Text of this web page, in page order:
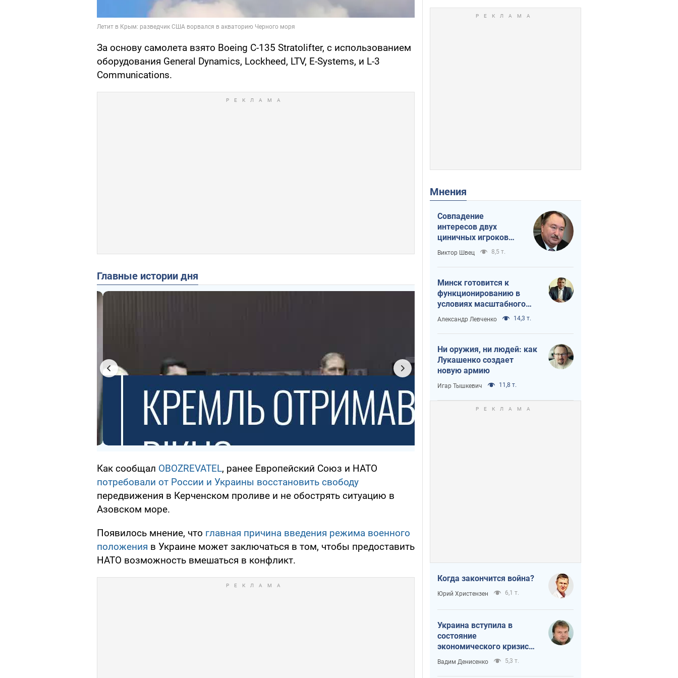
За основу самолета взято Boeing C-135 Stratolifter, с использованием
оборудования General Dynamics, Lockheed, LTV, E-Systems, и L-3
Communications.
Главные истории дня
Как сообщал OBOZREVATEL, ранее Европейский Союз и НАТО
потребовали от России и Украины восстановить свободу
передвижения в Керченском проливе и не обострять ситуацию в
Азовском море.
Появилось мнение, что главная причина введения режима военного
положения в Украине может заключаться в том, чтобы предоставить
НАТО возможность вмешаться в конфликт.
Мнения
Совпадение
интересов двух
циничных игроков
или тайный план
Трампа и Путина?
Виктор Швец 8,5 т.
Минск готовится к
функционированию в
условиях масштабного
военного кризиса
Александр Левченко 14,3 т.
Ни оружия, ни людей: как
Лукашенко создает
новую армию
Игар Тышкевич 11,8 т.
Когда закончится война?
Юрий Христензен 6,1 т.
Украина вступила в
состояние
экономического кризиса.
Есть ли свет в конце
туннеля?
Вадим Денисенко 5,3 т.